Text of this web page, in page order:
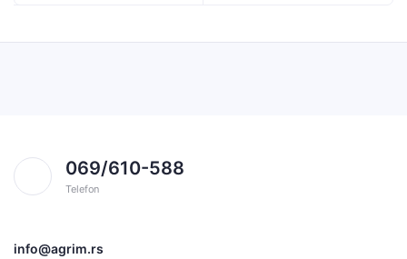
069/610-588
Telefon
info@agrim.rs